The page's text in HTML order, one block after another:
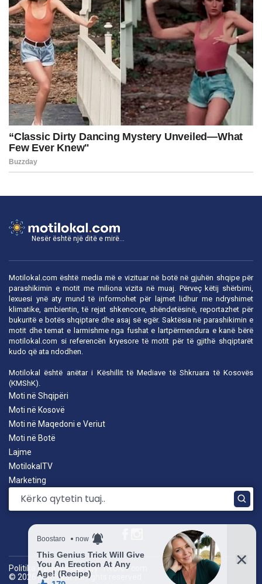
Nesër është një ditë e mirë...
Motilokal.com është media më e vizituar në botë në gjuhën shqipe për
parashikimin e motit me miliona vizita në muaj. Përveç këtij shërbimi,
lexuesi ynë aty mund të informohet për lajmet lidhur me ndryshimet
klimatike, ambientin, të rejat shkencore, shëndetësinë, reportazhet për
bukuritë e botës shqiptare dhe asaj së egër. Saktësia në parashikimin e
motit dhe temat e larmishme nga fushat e lartpërmendura e kanë bërë
motilokal.com si referencën kryesore të motit për të gjithë shqiptarët
kudo që ata ndodhen.
Motilokal është anëtar i Këshillit të Mediave të Shkruara të Kosovës
(KMShK).
Moti në Shqipëri
Moti në Kosovë
Moti në Maqedoni e Veriut
Moti në Botë
Lajme
MotilokalTV
Marketing
© 2026 Motilokal. All rights reserved
Politika e privatësisë|by: TROKIT.com